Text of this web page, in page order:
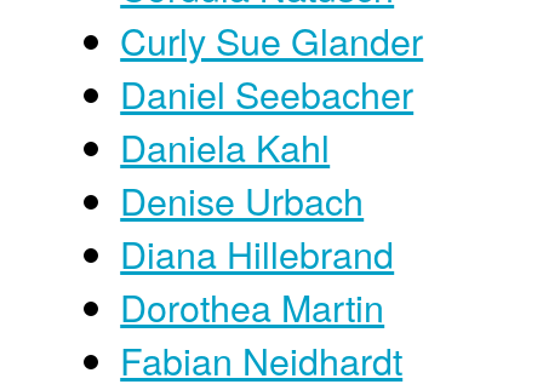
Curly Sue Glander
Daniel Seebacher
Daniela Kahl
Denise Urbach
Diana Hillebrand
Dorothea Martin
Fabian Neidhardt